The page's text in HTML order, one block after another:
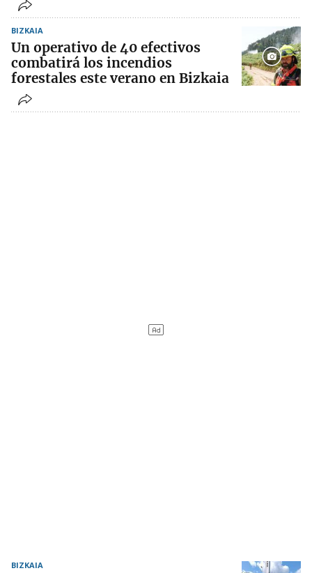
BIZKAIA
Un operativo de 40 efectivos
combatirá los incendios
forestales este verano en Bizkaia
BIZKAIA